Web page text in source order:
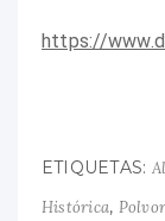
https://
ETIQUETAS:
Histórica,